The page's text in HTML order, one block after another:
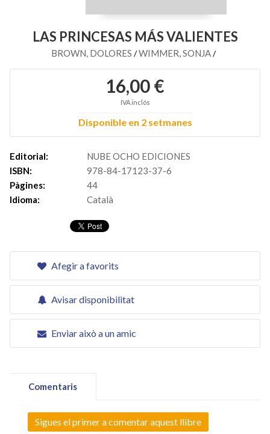
LAS PRINCESAS MÁS VALIENTES
BROWN, DOLORES /WIMMER, SONJA/
16,00 €
IVA inclós
Disponible en 2 setmanes
Editorial:
NUBE OCHO EDICIONES
ISBN:
978-84-17123-37-6
Pàgines:
44
Idioma:
Català
Afegir a favorits
Avisar disponibilitat
Enviar això a un amic
Comentaris
Sigues el primer a comentar aquest llibre